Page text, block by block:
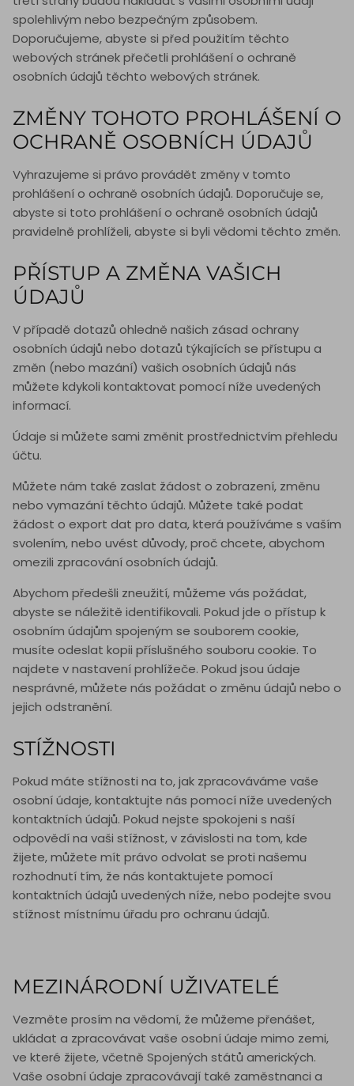
spolehlivým nebo bezpečným způsobem.
Doporučujeme, abyste si před použitím těchto
webových stránek přečetli prohlášení o ochraně
osobních údajů těchto webových stránek.
ZMĚNY TOHOTO PROHLÁŠENÍ O
OCHRANĚ OSOBNÍCH ÚDAJŮ
Vyhrazujeme si právo provádět změny v tomto
prohlášení o ochraně osobních údajů. Doporučuje se,
abyste si toto prohlášení o ochraně osobních údajů
pravidelně prohlíželi, abyste si byli vědomi těchto změn.
PŘÍSTUP A ZMĚNA VAŠICH
ÚDAJŮ
V případě dotazů ohledně našich zásad ochrany
osobních údajů nebo dotazů týkajících se přístupu a
změn (nebo mazání) vašich osobních údajů nás
můžete kdykoli kontaktovat pomocí níže uvedených
informací.
Údaje si můžete sami změnit prostřednictvím přehledu
účtu.
Můžete nám také zaslat žádost o zobrazení, změnu
nebo vymazání těchto údajů. Můžete také podat
žádost o export dat pro data, která používáme s vaším
svolením, nebo uvést důvody, proč chcete, abychom
omezili zpracování osobních údajů.
Abychom předešli zneužití, můžeme vás požádat,
abyste se náležitě identifikovali. Pokud jde o přístup k
osobním údajům spojeným se souborem cookie,
musíte odeslat kopii příslušného souboru cookie. To
najdete v nastavení prohlížeče. Pokud jsou údaje
nesprávné, můžete nás požádat o změnu údajů nebo o
jejich odstranění.
STÍŽNOSTI
Pokud máte stížnosti na to, jak zpracováváme vaše
osobní údaje, kontaktujte nás pomocí níže uvedených
kontaktních údajů. Pokud nejste spokojeni s naší
odpovědí na vaši stížnost, v závislosti na tom, kde
žijete, můžete mít právo odvolat se proti našemu
rozhodnutí tím, že nás kontaktujete pomocí
kontaktních údajů uvedených níže, nebo podejte svou
stížnost místnímu úřadu pro ochranu údajů.
MEZINÁRODNÍ UŽIVATELÉ
Vezměte prosím na vědomí, že můžeme přenášet,
ukládat a zpracovávat vaše osobní údaje mimo zemi,
ve které žijete, včetně Spojených států amerických.
Vaše osobní údaje zpracovávají také zaměstnanci a